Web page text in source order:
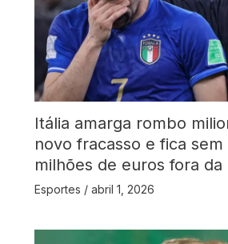
Itália amarga rombo
novo fracasso e fica
milhões de euros fora da
Esportes / abril 1, 2026